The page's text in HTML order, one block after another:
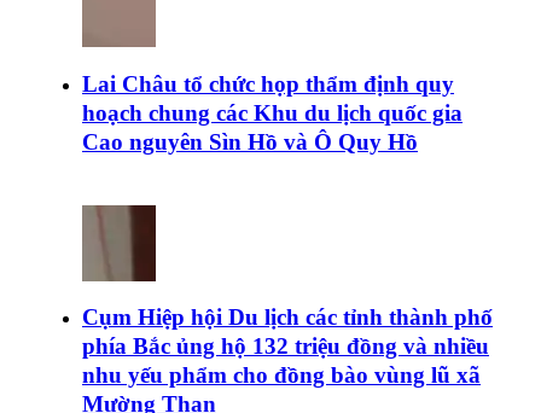
Lai Châu tổ chức họp thẩm định quy
hoạch chung các Khu du lịch quốc gia
Cao nguyên Sìn Hồ và Ô Quy Hồ
Cụm Hiệp hội Du lịch các tỉnh thành phố
phía Bắc ủng hộ 132 triệu đồng và nhiều
nhu yếu phẩm cho đồng bào vùng lũ xã
Mường Than